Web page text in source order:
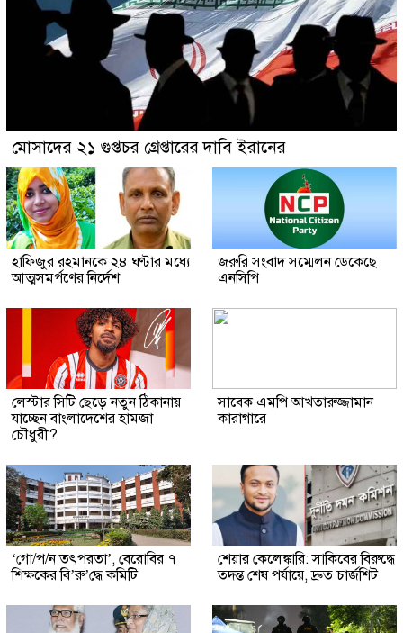
মোসাদের ২১ গুপ্তচর গ্রেপ্তারের দাবি ইরানের
হাফিজুর রহমানকে ২৪ ঘণ্টার মধ্যে
আত্মসমর্পণের নির্দেশ
জরুরি সংবাদ সম্মেলন ডেকেছে
এনসিপি
লেস্টার সিটি ছেড়ে নতুন ঠিকানায়
যাচ্ছেন বাংলাদেশের হামজা
চৌধুরী?
সাবেক এমপি আখতারুজ্জামান
কারাগারে
‘গো/প/ন তৎপরতা’, বেরোবির ৭
শিক্ষকের বি’রু’দ্ধে কমিটি
শেয়ার কেলেঙ্কারি: সাকিবের বিরুদ্ধে
তদন্ত শেষ পর্যায়ে, দ্রুত চার্জশিট